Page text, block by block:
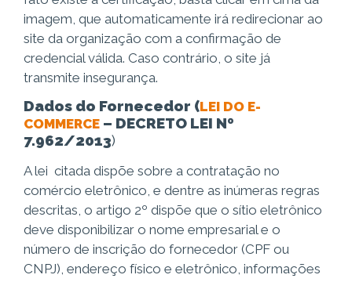
imagem, que automaticamente irá redirecionar ao
site da organização com a confirmação de
credencial válida. Caso contrário, o site já
transmite insegurança.
Dados do Fornecedor (LEI DO E-
COMMERCE – DECRETO LEI Nº
7.962/2013)
A lei citada dispõe sobre a contratação no
comércio eletrônico, e dentre as inúmeras regras
descritas, o artigo 2º dispõe que o sítio eletrônico
deve disponibilizar o nome empresarial e o
número de inscrição do fornecedor (CPF ou
CNPJ), endereço físico e eletrônico, informações